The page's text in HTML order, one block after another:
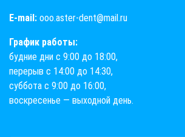
E-mail: ooo.aster-dent@mail.ru
График работы:
будние дни с 9:00 до 18:00,
перерыв с 14:00 до 14:30,
суббота с 9:00 до 16:00,
воскресенье — выходной день.